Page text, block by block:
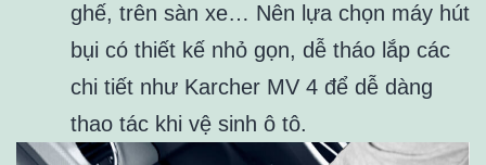
ghế, trên sàn xe… Nên lựa chọn máy hút
bụi có thiết kế nhỏ gọn, dễ tháo lắp các
chi tiết như Karcher MV 4 để dễ dàng
thao tác khi vệ sinh ô tô.